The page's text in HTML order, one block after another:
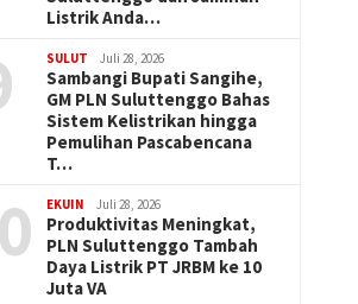
Listrik Anda…
SULUT Juli 28, 2026
Sambangi Bupati Sangihe,
GM PLN Suluttenggo Bahas
Sistem Kelistrikan hingga
Pemulihan Pascabencana
T…
EKUIN Juli 28, 2026
Produktivitas Meningkat,
PLN Suluttenggo Tambah
Daya Listrik PT JRBM ke 10
Juta VA